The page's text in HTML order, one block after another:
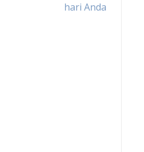
hari Anda